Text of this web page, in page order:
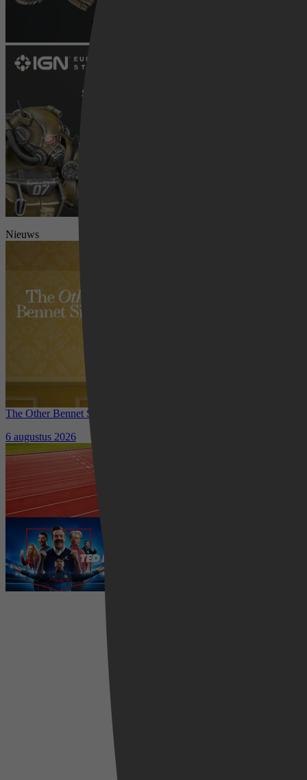
Nieuws
The Other Bennet Sister nu te zien op HBO Max: romantisch
kostuumdrama krijgt lovende recensies
6 augustus 2026